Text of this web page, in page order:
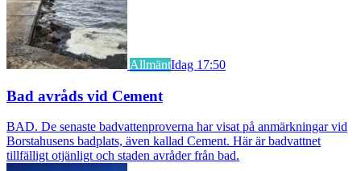
AllmäntIdag 17:50
Bad avråds vid Cement
BAD. De senaste badvattenproverna har visat på anmärkningar vid
Borstahusens badplats, även kallad Cement. Här är badvattnet
tillfälligt otjänligt och staden avråder från bad.